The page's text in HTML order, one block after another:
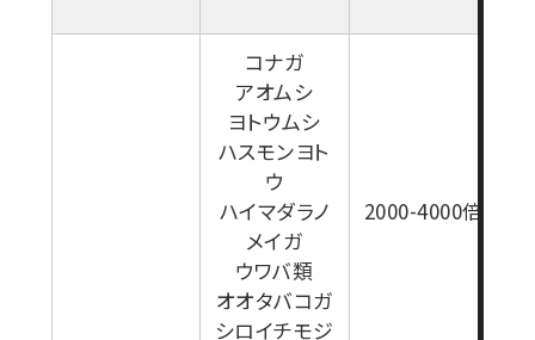
コナガ
アオムシ
ヨトウムシ
ハスモンヨト
ウ
ハイマダラノ
メイガ
ウワバ類
オオタバコガ
シロイチモジ
2000-4000倍